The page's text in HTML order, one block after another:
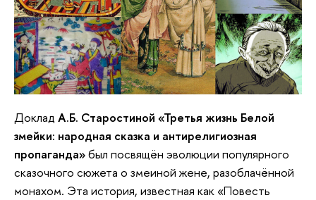
Доклад А.Б. Старостиной «Третья жизнь Белой
змейки: народная сказка и антирелигиозная
пропаганда»был посвящён эволюции популярного
сказочного сюжета о змеиной жене, разоблачённой
монахом. Эта история, известная как «Повесть